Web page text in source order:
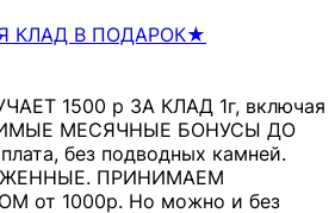
КЛАД В ПОДАРОК★
1500 р ЗА КЛАД 1г, включая
МЕСЯЧНЫЕ БОНУСЫ ДО
без подводных камней.
ПРИНИМАЕМ
от 1000р. Но можно и без